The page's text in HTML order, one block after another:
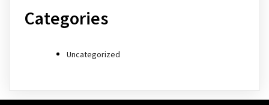
Categories
Uncategorized